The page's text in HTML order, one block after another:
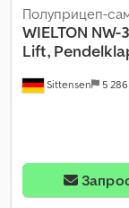
Sittensen 5
Полуприцеп-
WIELTON NW-
Lift,